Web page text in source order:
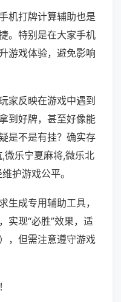
机打牌计算辅助也是
。特别是在大家手机
游戏体验，避免影响
家反映在游戏中遇到
到好牌，甚至好像能
是不是有挂？确实存
微乐宁夏麻将,微乐北
护游戏公平。
生成专用辅助工具，
实现“必胜”效果，适
，但需注意遵守游戏